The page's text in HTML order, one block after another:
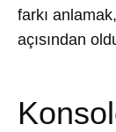
farkı
açısından